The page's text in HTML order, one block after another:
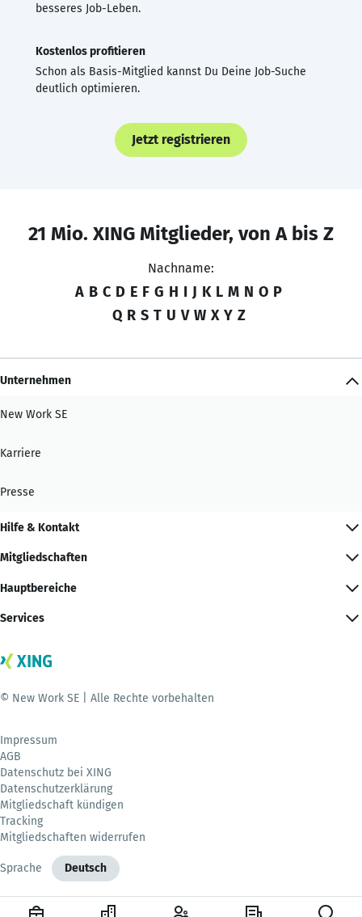
besseres Job-Leben.
Kostenlos profitieren
Schon als Basis-Mitglied kannst Du Deine Job-Suche
deutlich optimieren.
Jetzt registrieren
21 Mio. XING Mitglieder, von A bis Z
Nachname:
A B C D E F G H I J K L M N O P
Q R S T U V W X Y Z
Unternehmen
New Work SE
Karriere
Presse
Hilfe & Kontakt
Mitgliedschaften
Hauptbereiche
Services
© New Work SE | Alle Rechte vorbehalten
Impressum
AGB
Datenschutz bei XING
Datenschutzerklärung
Mitgliedschaft kündigen
Tracking
Mitgliedschaften widerrufen
Sprache Deutsch